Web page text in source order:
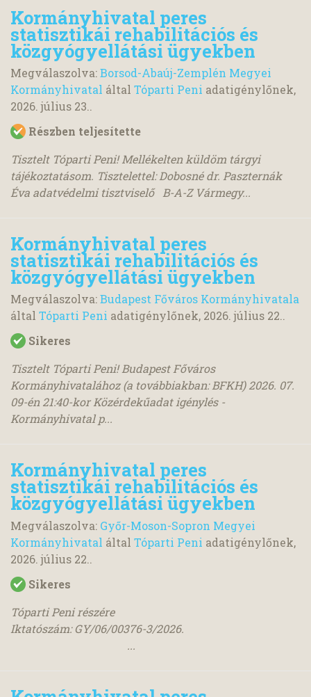
Kormányhivatal peres
statisztikái rehabilitációs és
közgyógyellátási ügyekben
Megválaszolva:Borsod-Abaúj-Zemplén Megyei
Kormányhivatal által Tóparti Peni adatigénylőnek,
2026. július 23..
Részben teljesítette
Tisztelt Tóparti Peni! Mellékelten küldöm tárgyi
tájékoztatásom. Tisztelettel: Dobosné dr. Paszternák
Éva adatvédelmi tisztviselő B-A-Z Vármegy...
Kormányhivatal peres
statisztikái rehabilitációs és
közgyógyellátási ügyekben
Megválaszolva:Budapest Főváros Kormányhivatala
által Tóparti Peni adatigénylőnek, 2026. július 22..
Sikeres
Tisztelt Tóparti Peni! Budapest Főváros
Kormányhivatalához (a továbbiakban: BFKH) 2026. 07.
09-én 21:40-kor Közérdekűadat igénylés -
Kormányhivatal p...
Kormányhivatal peres
statisztikái rehabilitációs és
közgyógyellátási ügyekben
Megválaszolva: Győr-Moson-Sopron Megyei
Kormányhivatal által Tóparti Peni adatigénylőnek,
2026. július 22..
Sikeres
Tóparti Peni részére
Iktatószám: GY/06/00376-3/2026.
...